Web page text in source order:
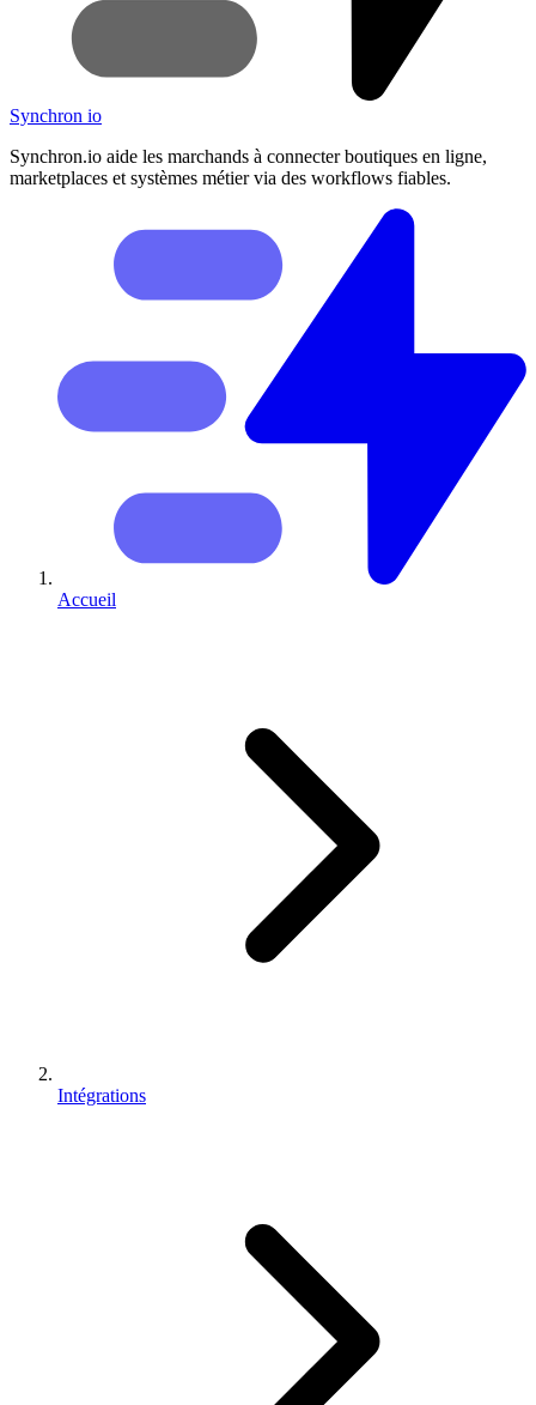
Synchron io
Synchron.io aide les marchands à connecter boutiques en ligne,
marketplaces et systèmes métier via des workflows fiables.
Accueil
Intégrations